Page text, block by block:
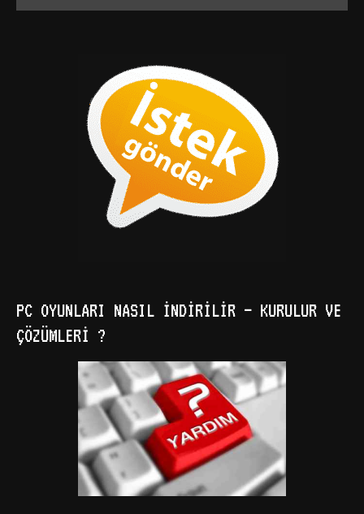
PC OYUNLARI NASIL İNDIRILIR – KURULUR VE
ÇÖZÜMLERI ?